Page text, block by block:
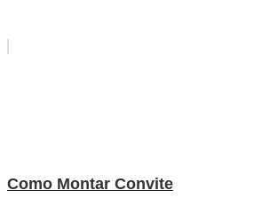
Como Montar Convite